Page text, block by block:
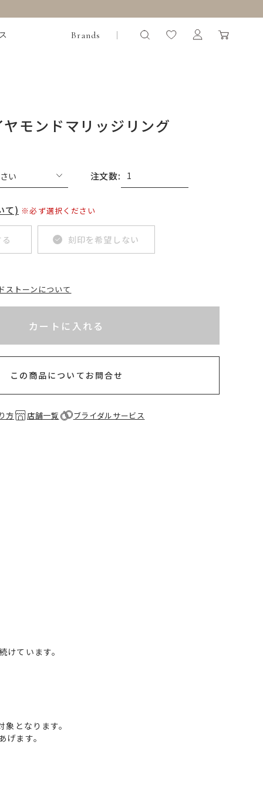
Brands
モンドマリッジリング
注文数:
て) ※必ず選択ください
刻印を希望しない
ストーンについて
カートに入れる
この商品についてお問合せ
方 店舗一覧 ブライダルサービス
ています。
となります。
ます。